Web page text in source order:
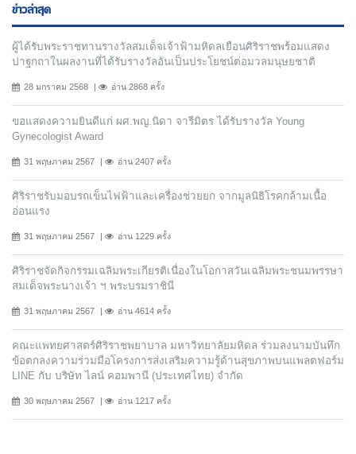
ข่าวล่าสุด
ผู้ได้รับพระราชทานรางวัลสมเด็จเจ้าฟ้ามหิดลเยือนศิริราชพร้อมแสดง
ปาฐกถาในผลงานที่ได้รับรางวัลอันเป็นประโยชน์ต่อมวลมนุษยชาติ
28 มกราคม 2568 อ่าน 2868 ครั้ง
ขอแสดงความยินดีแก่ ผศ.พญ.นิดา จารีมิตร ได้รับรางวัล Young
Gynecologist Award
31 พฤษภาคม 2567 อ่าน 2407 ครั้ง
ศิริราชรับมอบรถเข็นไฟฟ้าและเครื่องช่วยยก จากมูลนิธิโรคกล้ามเนื้อ
อ่อนแรง
31 พฤษภาคม 2567 อ่าน 1229 ครั้ง
ศิริราชจัดกิจกรรมเฉลิมพระเกียรติเนื่องในโอกาสวันเฉลิมพระชนมพรรษา
สมเด็จพระนางเจ้า ฯ พระบรมราชินี
31 พฤษภาคม 2567 อ่าน 4614 ครั้ง
คณะแพทยศาสตร์ศิริราชพยาบาล มหาวิทยาลัยมหิดล ร่วมลงนามบันทึก
ข้อตกลงความร่วมมือโครงการส่งเสริมความรู้ด้านสุขภาพบนแพลตฟอร์ม
LINE กับ บริษัท ไลน์ คอมพานี (ประเทศไทย) จํากัด
30 พฤษภาคม 2567 อ่าน 1217 ครั้ง